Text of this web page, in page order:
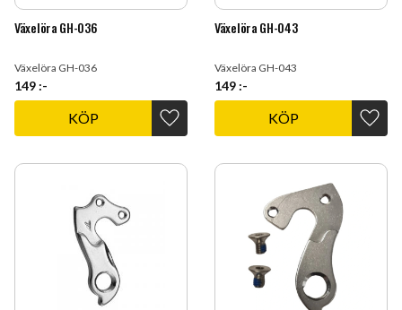
Växelöra GH-036
Växelöra GH-036
149 :-
Lägg till i favoriter
KÖP
Växelöra GH-043
Växelöra GH-043
149 :-
KÖP